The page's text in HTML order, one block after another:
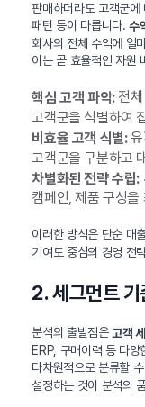
판매하더라도 고객군
패턴 등이 다릅니다.수
회사의 전체 수익에 얼
이는 곧 효율적인 자원
핵심 고객 파악:전체
고객군을 식별하여
비효율 고객 식별:유
고객군을 구분하고
차별화된 전략 수립:
캠페인, 제품 구성을
이러한 방식은 단순 매
기여도 중심의 경영 전
2. 세그먼트 기
분석의 출발점은 고객
ERP, 구매이력 등 다
다차원적으로 분류할
설정하는 것이 분석의